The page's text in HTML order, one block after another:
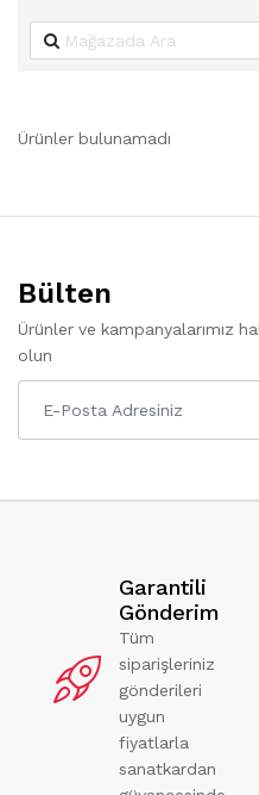
Ürünler bulunamadı
Bülten
Ürünler ve kampanyalarımız
olun
Garantili
Gönderim
Tüm
siparişleriniz
gönderileri
uygun
fiyatlarla
sanatkardan